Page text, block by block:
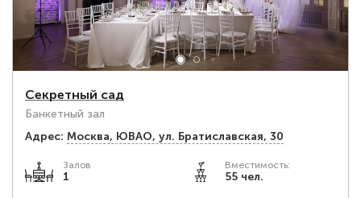
Секретный сад
Банкетный зал
Адрес: Москва, ЮВАО, ул. Братиславская, 30
Залов
1
Вместимость:
55 чел.